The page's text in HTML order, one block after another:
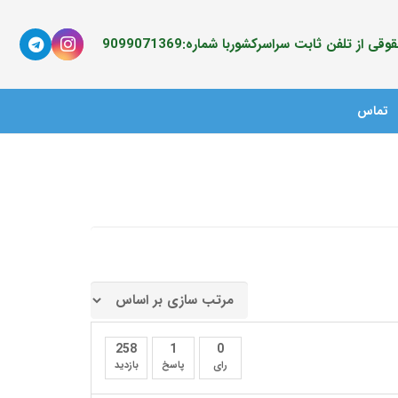
از تلفن ثابت سراسرکشوربا شماره:9099071369
تماس
258
بازدید
1
پاسخ
0
رای